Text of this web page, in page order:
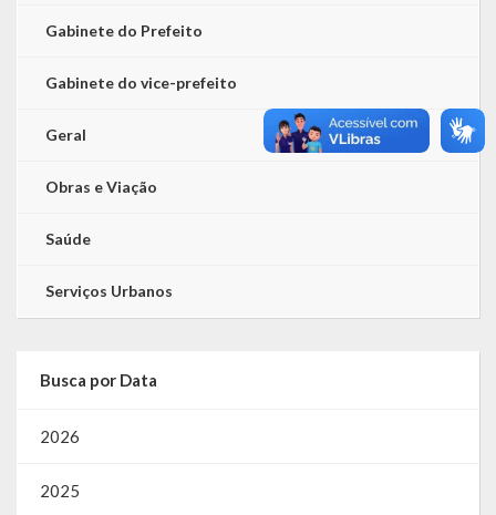
Gabinete do Prefeito
Gabinete do vice-prefeito
Geral
Obras e Viação
Saúde
Serviços Urbanos
Busca por Data
2026
2025